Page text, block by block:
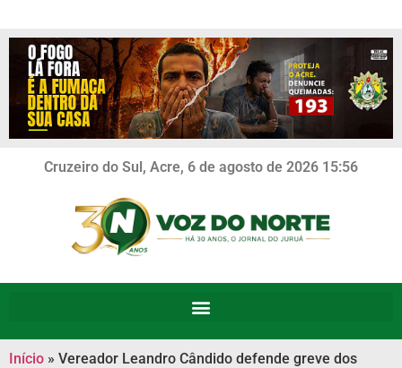
Cruzeiro do Sul, Acre, 6 de agosto de 2026 15:56
Início » Vereador Leandro Cândido defende greve dos